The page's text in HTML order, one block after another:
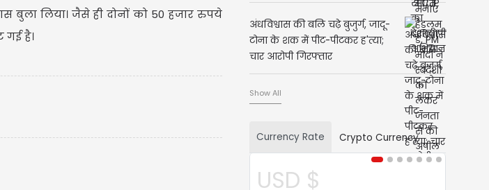
बुला लिया। जैसे ही दोनों को 50 हजार रुपये
गई है।
अंधविश्वास की बलि चढ़े बुजुर्ग, जादू-
टोना के शक में पीट-पीटकर ह'त्या;
चार आरोपी गिरफ्तार
Show All
Currency Rate Crypto Currency